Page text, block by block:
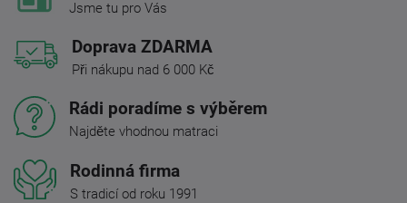
Jsme tu pro Vás
Doprava ZDARMA
Při nákupu nad 6 000 Kč
Rádi poradíme s výběrem
Najděte vhodnou matraci
Rodinná firma
S tradicí od roku 1991